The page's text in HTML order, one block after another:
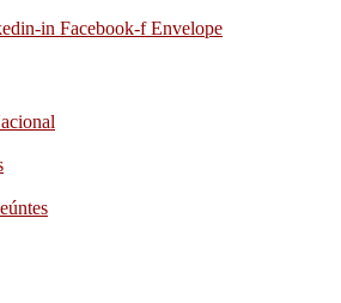
in Facebook-f Envelope